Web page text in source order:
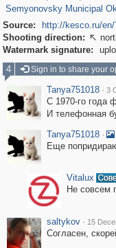
Semyonovsky Municipal
Source:
http://kesco.ru/
Shooting direction: 
Watermark signature:
4
Sign in to share your
Tanya751018 · 3
С 1970-го года
И телефонная
Tanya751018 ·
Еще
Vitalux
Не совсем
saltykov · 15
Согласен,